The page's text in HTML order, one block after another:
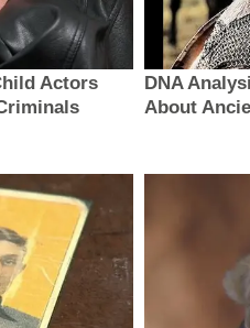
Actors
DNA
About